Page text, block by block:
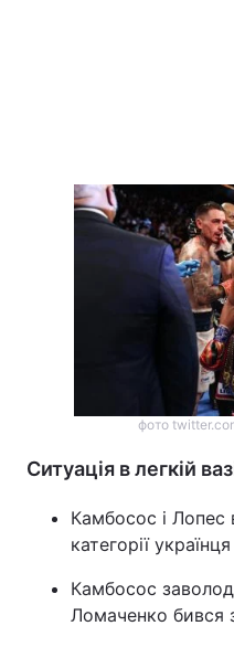
фото
Ситуація в легкій
Камбосос і Лопес
категорії
Камбосос
Ломаченко бився